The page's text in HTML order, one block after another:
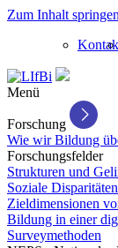
Zum Inhalt springen
Menü
Forschung
Wie wir Bildung
Forschungsfelder
Strukturen und
Soziale Disparitäten
Zieldimensionen
Bildung in einer
Surveymethoden